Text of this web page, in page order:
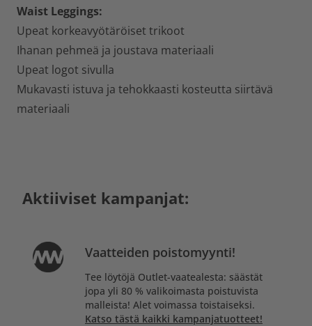
Waist Leggings:
Upeat korkeavyötäröiset trikoot
Ihanan pehmeä ja joustava materiaali
Upeat logot sivulla
Mukavasti istuva ja tehokkaasti kosteutta siirtävä
materiaali
Aktiiviset kampanjat:
Vaatteiden poistomyynti!
Tee löytöjä Outlet-vaatealesta: säästät
jopa yli 80 % valikoimasta poistuvista
malleista! Alet voimassa toistaiseksi.
Katso tästä kaikki kampanjatuotteet!